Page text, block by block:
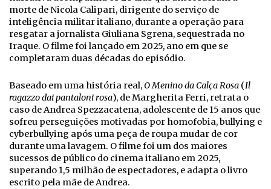
morte de Nicola Calipari, dirigente do serviço de
inteligência militar italiano, durante a operação para
resgatar a jornalista Giuliana Sgrena, sequestrada no
Iraque. O filme foi lançado em 2025, ano em que se
completaram duas décadas do episódio.
Baseado em uma história real,O Menino da Calça Rosa (Il
ragazzo dai pantaloni rosa), de Margherita Ferri, retrata o
caso de Andrea Spezzacatena, adolescente de 15 anos que
sofreu perseguições motivadas por homofobia, bullying e
cyberbullying após uma peça de roupa mudar de cor
durante uma lavagem. O filme foi um dos maiores
sucessos de público do cinema italiano em 2025,
superando 1,5 milhão de espectadores, e adapta o livro
escrito pela mãe de Andrea.